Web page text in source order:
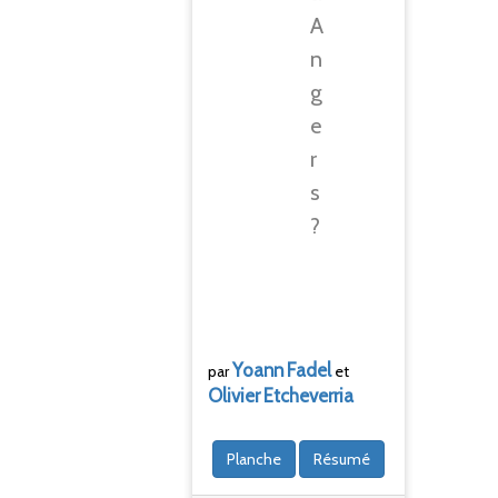
A
n
g
e
r
s
?
parYoann Fadelet
Olivier Etcheverria
Planche Résumé